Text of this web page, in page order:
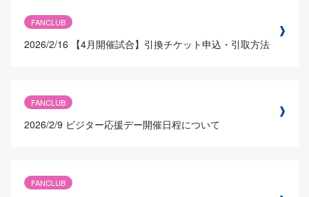
FANCLUB
2026/2/16 【4月開催試合】引換チケット申込・引取方法
FANCLUB
2026/2/9 ビジター応援デー開催日程について
FANCLUB